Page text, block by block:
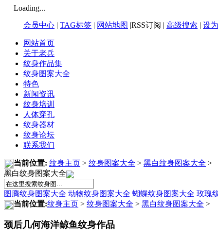
Loading...
会员中心 | TAG标签 | 网站地图 |RSS订阅 | 高级搜索 | 设
网站首页
关于老兵
纹身作品集
纹身图案大全
特色
新闻资讯
纹身培训
人体穿孔
纹身器材
纹身论坛
联系我们
当前位置: 纹身主页 > 纹身图案大全 > 黑白纹身图案大全 >
黑白纹身图案大全
图腾纹身图案大全 动物纹身图案大全 蝴蝶纹身图案大全 玫瑰
当前位置:纹身主页 > 纹身图案大全 > 黑白纹身图案大全 >
颈后几何海洋鲸鱼纹身作品